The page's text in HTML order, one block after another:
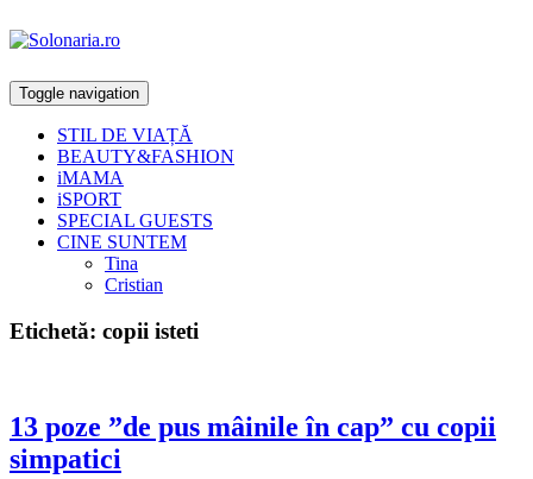
Toggle navigation
STIL DE VIAȚĂ
BEAUTY&FASHION
iMAMA
iSPORT
SPECIAL GUESTS
CINE SUNTEM
Tina
Cristian
Etichetă: copii isteti
13 poze ”de pus mâinile în cap” cu copii
simpatici